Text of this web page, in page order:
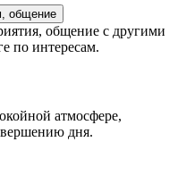
общение
общение с другими
по интересам.
атмосфере,
дня.